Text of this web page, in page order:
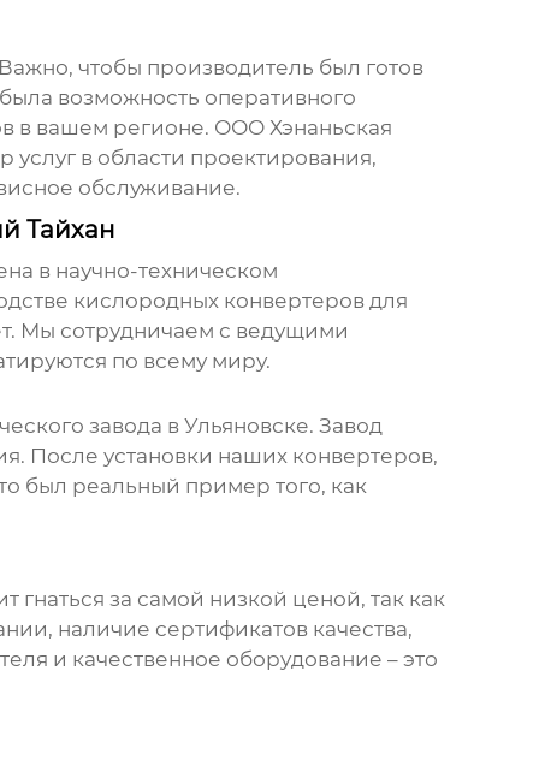
чтобы производитель был готов
возможность оперативного
в вашем регионе. ООО Хэнаньская
в области проектирования,
обслуживание.
Тайхан
в научно-техническом
кислородных конвертеровдля
Мы сотрудничаем с ведущими
по всему миру.
завода в Ульяновске. Завод
После установки наших конвертеров,
был реальный пример того, как
гнаться за самой низкой ценой, так как
наличие сертификатов качества,
и качественное оборудование – это